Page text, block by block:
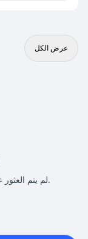
عرض الكل
لم يتم العثور على مقالات مطابقة للبحث الذي تم تحديده.